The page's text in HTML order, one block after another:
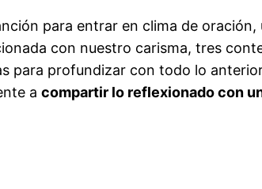
para entrar en clima de oración,
con nuestro carisma, tres
para profundizar con todo lo
a compartir lo reflexionado con